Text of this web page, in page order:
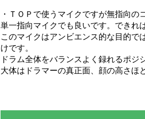
・ＴＯＰで使うマイクですが無指向
単一指向マイクでも良いです。できれ
このマイクはアンビエンス的な目的で
けです。
ドラム全体をバランスよく録れるポジ
大体はドラマーの真正面、顔の高さほ